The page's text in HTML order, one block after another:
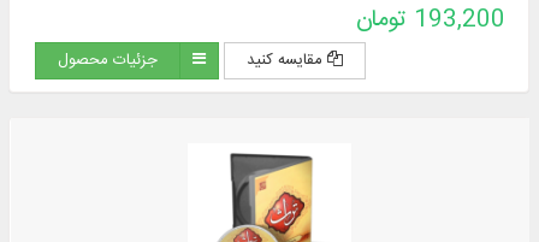
193,200 تومان
مقایسه کنید جزئیات محصول